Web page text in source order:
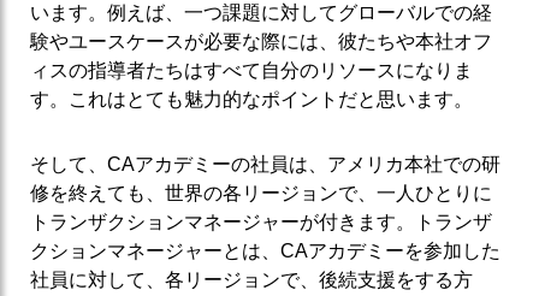
います。例えば、一つ課題に対してグローバルでの経
験やユースケースが必要な際には、彼たちや本社オフ
ィスの指導者たちはすべて自分のリソースになりま
す。これはとても魅力的なポイントだと思います。
そして、CAアカデミーの社員は、アメリカ本社での研
修を終えても、世界の各リージョンで、一人ひとりに
トランザクションマネージャーが付きます。トランザ
クションマネージャーとは、CAアカデミーを参加した
社員に対して、各リージョンで、後続支援をする方